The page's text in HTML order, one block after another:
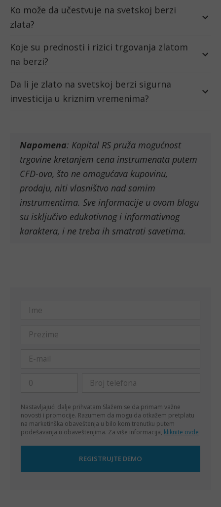
Ko može da učestvuje na svetskoj berzi
zlata?
Koje su prednosti i rizici trgovanja zlatom
na berzi?
Da li je zlato na svetskoj berzi sigurna
investicija u kriznim vremenima?
Napomena: Kapital RS pruža mogućnost
trgovine kretanjem cena instrumenata putem
CFD-ova, što ne omogućava kupovinu,
prodaju, niti vlasništvo nad samim
instrumentima. Sve informacije u ovom blogu
su isključivo edukativnog i informativnog
karaktera, i ne treba ih smatrati savetima.
Nastavljajući dalje prihvatam Slažem se da primam važne
novosti i promocije. Razumem da mogu da otkažem pretplatu
na marketinška obaveštenja u bilo kom trenutku putem
podešavanja u obaveštenjima. Za više informacija, kliknite ovde